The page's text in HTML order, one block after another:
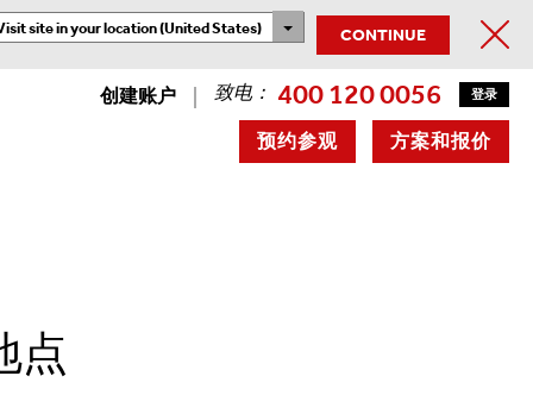
site in your location (United States) CONTINUE
创建账户 致电： 400 120 0056 登录
方案和报价
预约参观
点